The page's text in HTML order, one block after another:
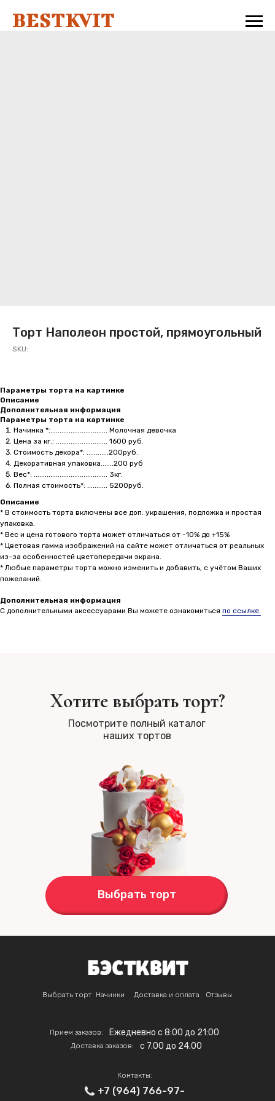
Торт Наполеон простой, прямоугольный
SKU:
Параметры торта на картинке
Описание
Дополнительная информация
Параметры торта на картинке
Начинка *:............................... Молочная девочка
Цена за кг.: ............................ 1600 руб.
Стоимость декора*: ............200руб.
Декоративная упаковка.......200 руб
Вес*: ........................................ 3кг.
Полная стоимость*: ........... 5200руб.
Описание
* В стоимость торта включены все доп. украшения, подложка и простая
упаковка.
* Вес и цена готового торта может отличаться от -10% до +15%
* Цветовая гамма изображений на сайте может отличаться от реальных
из-за особенностей цветопередачи экрана.
* Любые параметры торта можно изменить и добавить, с учётом Ваших
пожеланий.
Дополнительная информация
С дополнительными аксессуарами Вы можете ознакомиться по ссылке.
Хотите выбрать торт?
Посмотрите полный каталог
наших тортов
Выбрать торт
Контакты:
Выбрать торт Начинки Доставка и оплата Отзывы
Прием заказов: Ежедневно с 8:00 до 21:00
Доставка заказов: c 7.00 до 24.00
+7 (964) 766-97-